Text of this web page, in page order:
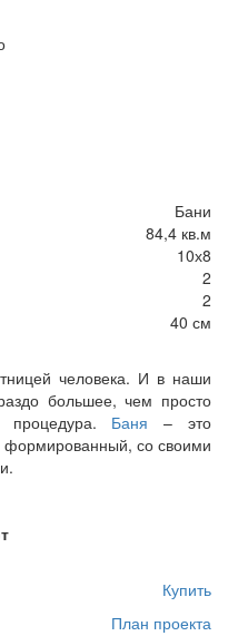
Бани
84,4 кв.м
10х8
2
2
40 см
человека. И в наши
большее, чем просто
процедура. Баня – это
со своими
Купить
План проекта